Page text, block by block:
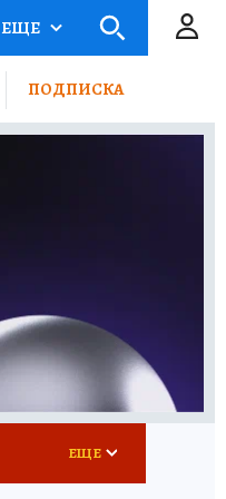
ЕЩЕ
ПОДПИСКА
ЕЩЕ